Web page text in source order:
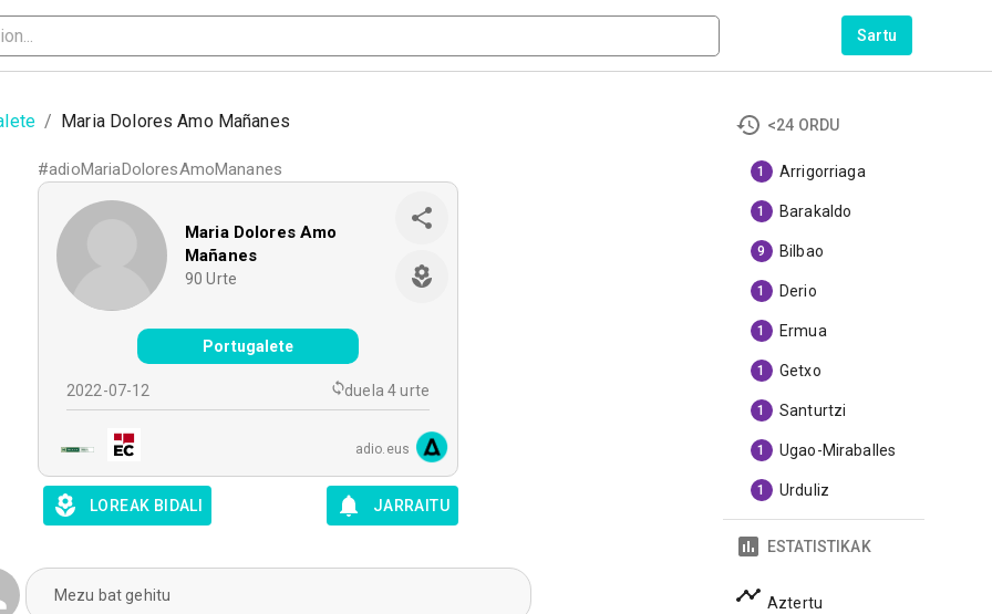
Sartu
/ Maria Dolores Amo Mañanes
#adioMariaDoloresAmoMananes
Maria Dolores Amo
Mañanes
90 Urte
Portugalete
2022-07-12 duela 4 urte
adio.eus
LOREAK BIDALI JARRAITU
Mezu bat gehitu
<24 ORDU
1 Arrigorriaga
1 Barakaldo
9 Bilbao
1 Derio
1 Ermua
1 Getxo
1 Santurtzi
1 Ugao-Miraballes
1 Urduliz
ESTATISTIKAK
Aztertu